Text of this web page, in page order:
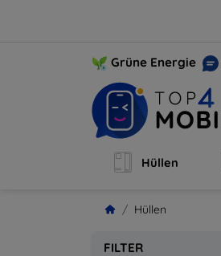
Grüne Energie
Hüllen
Hüllen
FILTER